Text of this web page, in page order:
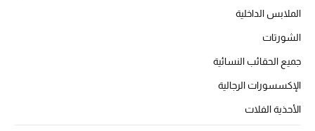
أحذية مختارة
الملابس الداخلية
الشورتات
جميع الحقائب النسائية
الإكسسورات الرجالية
الأحذية الفلات